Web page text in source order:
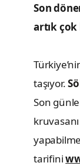
Son
artık
taşıyor.
Son
tarifini